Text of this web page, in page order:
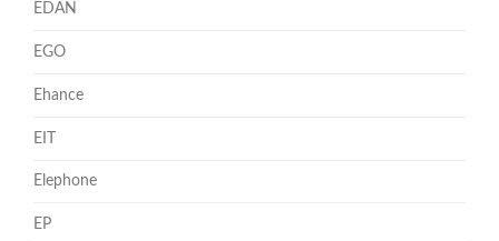
EDAN
EGO
Ehance
EIT
Elephone
EP